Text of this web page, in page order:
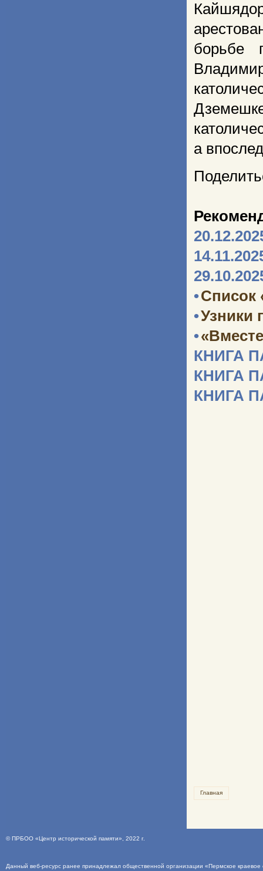
борьбе
а
•Список
•Узники
•
КНИГА
КНИГА
КНИГА
Главная
©ПРБОО «Центр исторической памяти» , 2022 г.
Данный веб-ресурс ранее принадлежал общественной организации «Пермское